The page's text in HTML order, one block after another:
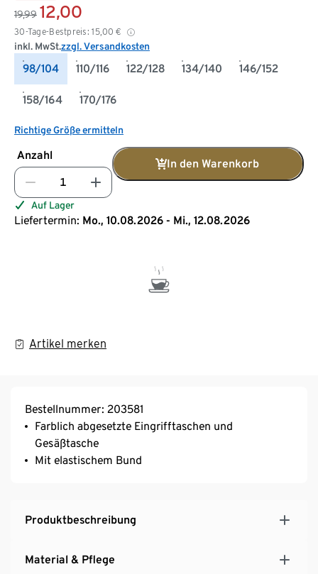
19,99 12,00
30-Tage-Bestpreis: 15,00 €
inkl. MwSt.zzgl. Versandkosten
98/104 110/116 122/128 134/140 146/152
158/164 170/176
Richtige Größe ermitteln
Anzahl
In den Warenkorb
Auf Lager
Liefertermin: Mo., 10.08.2026 - Mi., 12.08.2026
Artikel merken
Bestellnummer: 203581
Farblich abgesetzte Eingrifftaschen und
Gesäßtasche
Mit elastischem Bund
Produktbeschreibung
Material & Pflege